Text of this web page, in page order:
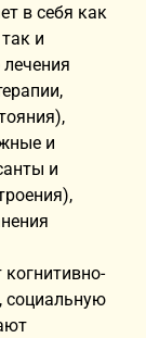
в себя как
и
и
и
социальную